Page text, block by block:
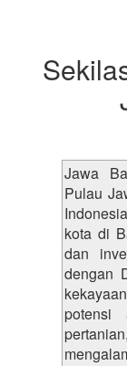
Jawa
Pulau
kota di
dan
dengan
potensi